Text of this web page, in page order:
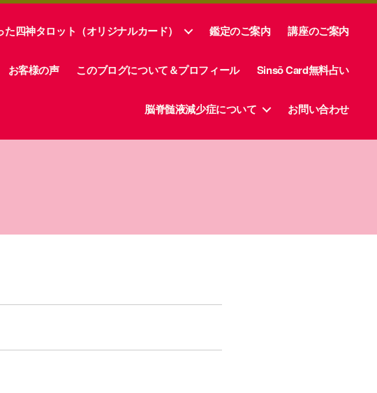
四神タロット（オリジナルカード） 鑑定のご案内 講座のご案内
お客様の声 このブログについて＆プロフィール Sinsō Card無料占い
脳脊髄液減少症について お問い合わせ